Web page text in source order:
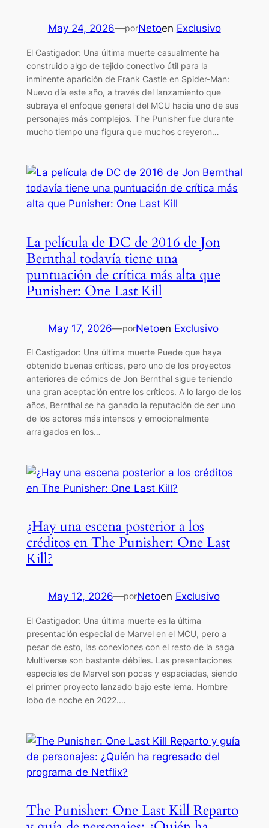
May 24, 2026—porNetoen Exclusivo
El Castigador: Una última muerte casualmente ha
construido algo de tejido conectivo útil para la
inminente aparición de Frank Castle en Spider-Man:
Nuevo día este año, a través del lanzamiento que
subraya el enfoque general del MCU hacia uno de sus
personajes más complejos. The Punisher fue durante
mucho tiempo una figura que muchos creyeron…
La película de DC de 2016 de Jon
Bernthal todavía tiene una
puntuación de crítica más alta que
Punisher: One Last Kill
May 17, 2026—porNetoen Exclusivo
El Castigador: Una última muerte Puede que haya
obtenido buenas críticas, pero uno de los proyectos
anteriores de cómics de Jon Bernthal sigue teniendo
una gran aceptación entre los críticos. A lo largo de los
años, Bernthal se ha ganado la reputación de ser uno
de los actores más intensos y emocionalmente
arraigados en los…
¿Hay una escena posterior a los
créditos en The Punisher: One Last
Kill?
May 12, 2026—porNetoen Exclusivo
El Castigador: Una última muerte es la última
presentación especial de Marvel en el MCU, pero a
pesar de esto, las conexiones con el resto de la saga
Multiverse son bastante débiles. Las presentaciones
especiales de Marvel son pocas y espaciadas, siendo
el primer proyecto lanzado bajo este lema. Hombre
lobo de noche en 2022.…
The Punisher: One Last Kill Reparto